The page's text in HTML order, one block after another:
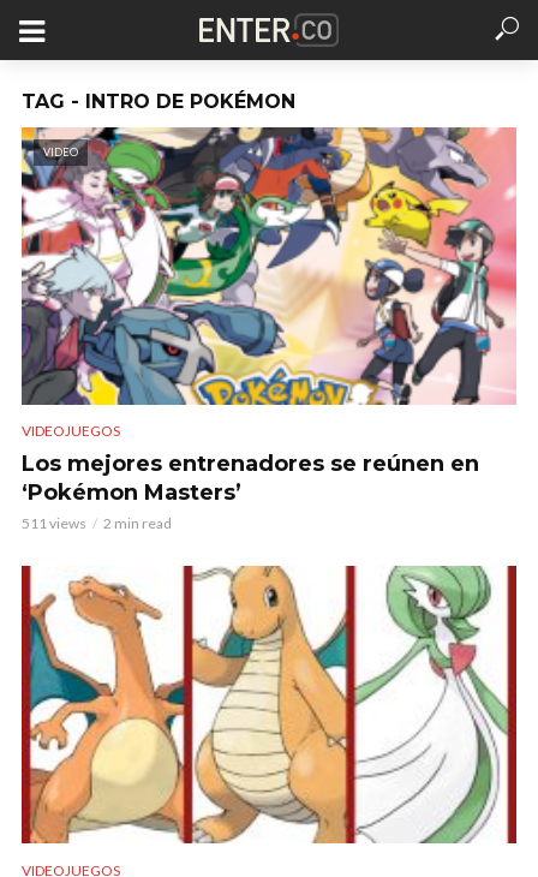
TAG - INTRO DE POKÉMON
VIDEO
VIDEOJUEGOS
Los mejores entrenadores se reúnen en
‘Pokémon Masters’
511 views 2 min read
VIDEOJUEGOS